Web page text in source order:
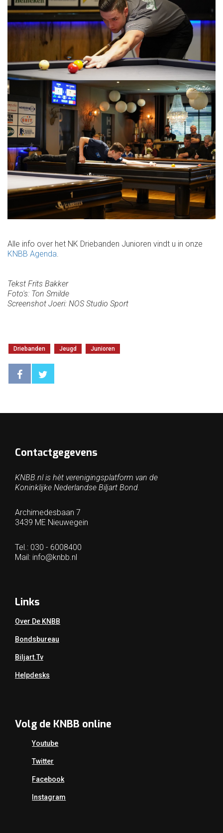
Alle info over het NK Driebanden Junioren vindt u in onze
KNBB Agenda
Tekst Frits Bakker
Foto's: Ton Smilde
Screenshot Joeri: NOS Studio Sport
Driebanden Jeugd Junioren
Contactgegevens
KNBB.nl is hèt verenigingsplatform van de
Koninklijke Nederlandse Biljart Bond.
Archimedesbaan 7
3439 ME Nieuwegein
Tel.: 030 - 6008400
Mail: info@knbb.nl
Links
Over De KNBB
Bondsbureau
Biljart.tv
Helpdesks
Volg de KNBB online
Youtube
Twitter
Facebook
Instagram